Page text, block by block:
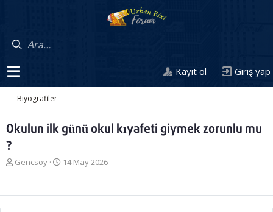
Kayıt ol Giriş yap
Biyografiler
Okulun ilk günü okul kıyafeti giymek zorunlu mu
?
K
u
y
Gencsoy
B
l
a
14 May 2026